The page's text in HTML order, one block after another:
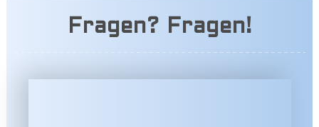
Fragen? Fragen!